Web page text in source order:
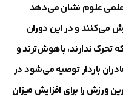
علمی علوم نشان می‌دهد
می‌کنند و در این دوران
تحرک ندارند، باهوش‌ترند و
باردار توصیه می‌شود در
ورزش را برای افزایش میزان